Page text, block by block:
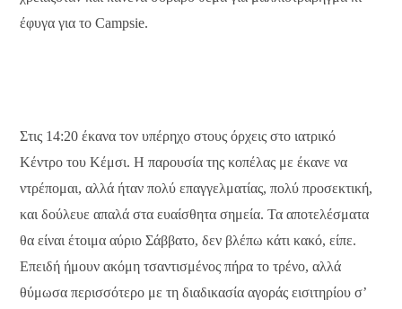
έφυγα για το Campsie.
Στις 14:20 έκανα τον υπέρηχο στους όρχεις στο ιατρικό
Κέντρο του Κέμσι. Η παρουσία της κοπέλας με έκανε να
ντρέπομαι, αλλά ήταν πολύ επαγγελματίας, πολύ προσεκτική,
και δούλευε απαλά στα ευαίσθητα σημεία. Τα αποτελέσματα
θα είναι έτοιμα αύριο Σάββατο, δεν βλέπω κάτι κακό, είπε.
Επειδή ήμουν ακόμη τσαντισμένος πήρα το τρένο, αλλά
θύμωσα περισσότερο με τη διαδικασία αγοράς εισιτηρίου σ’